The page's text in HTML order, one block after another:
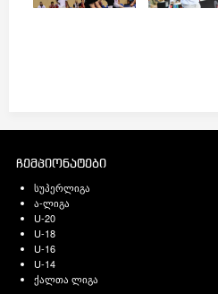
ჩემპიონატები
სუპერლიგა
ა-ლიგა
U-20
U-18
U-16
U-14
ქალთა ლიგა